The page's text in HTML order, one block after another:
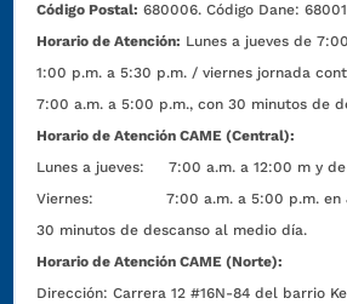
Código Postal: 680006. Código Dane:
Horario de Atención: Lunes a jueves de
1:00 p.m. a 5:30 p.m. / viernes jornada
7:00 a.m. a 5:00 p.m., con 30 minutos de
Horario de Atención CAME (Central):
Lunes a jueves: 7:00 a.m. a 12:00 m y de
Viernes: 7:00 a.m. a 5:00 p.m. en
30 minutos de descanso al medio día.
Horario de Atención CAME (Norte):
Dirección:Carrera 12 #16N-84 del barrio